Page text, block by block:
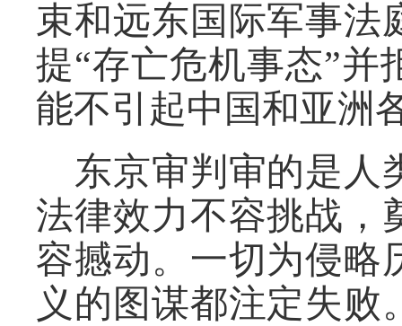
束和远东国际军事法
提“存亡危机事态”并
能不引起中国和亚洲
东京审判审的是人
法律效力不容挑战，
容撼动。一切为侵略
义的图谋都注定失